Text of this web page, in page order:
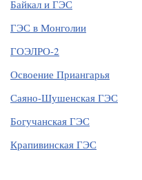
Байкал и ГЭС
ГЭС в Монголии
ГОЭЛРО-2
Освоение Приангарья
Саяно-Шушенская ГЭС
Богучанская ГЭС
Крапивинская ГЭС